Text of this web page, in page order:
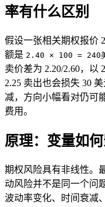
率有什么区别
假设一张相关期权报价
额是 2.40 × 100 = 240
卖价差为 2.20/2.60，以
2.25 卖出也会损失 30
减，方向小幅看对仍可
费用。
原理：变量如
期权风险具有非线性。
动风险并不是同一个问
波动率变化、时间衰减